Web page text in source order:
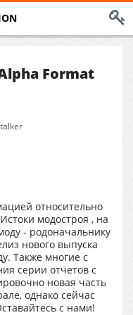
Format
относительно
модостроя , на
- родоначальнику
нового выпуска
Также многие с
серии отчетов с
новая часть
однако сейчас
с нами!